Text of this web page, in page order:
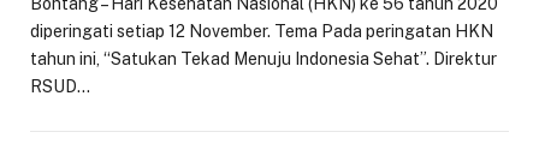
diperingati setiap 12 November. Tema Pada peringatan HKN
tahun ini, “Satukan Tekad Menuju Indonesia Sehat”. Direktur
RSUD…